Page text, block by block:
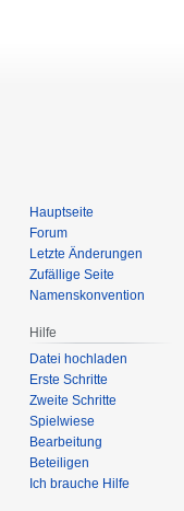
Hauptseite
Forum
Letzte Änderungen
Zufällige Seite
Namenskonvention
Hilfe
Datei hochladen
Erste Schritte
Zweite Schritte
Spielwiese
Bearbeitung
Beteiligen
Ich brauche Hilfe